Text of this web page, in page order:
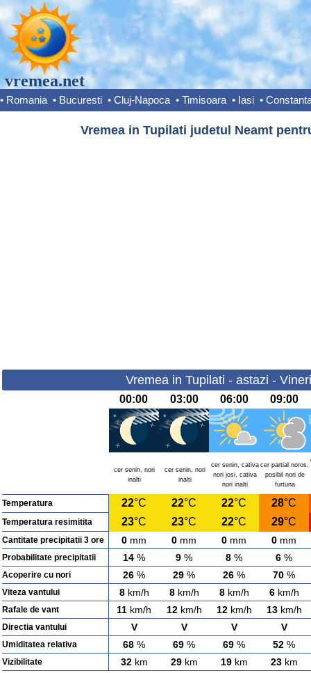
vremea.net
• Romania • Bucuresti • Cluj-Napoca • Timisoara • Iasi •
Vremea in Tupilati judetul Neamt
Vremea in Tupilati - astazi -
00:00 03:00 06:00 09:00
cer senin, nori
inalti
cer senin, nori
inalti
cer senin, cativa
nori josi, cativa
nori inalti
cer partial noros,
posibil nori de
furtuna
Temperatura 22°C 22°C 22°C 28°C
Temperatura resimitita 23°C 23°C 22°C 29°C
Cantitate precipitatii 3 ore 0 mm 0 mm 0 mm 0 mm
Probabilitate precipitatii 14 % 9 % 8 % 6 %
Acoperire cu nori 26 % 29 % 26 % 70 %
Viteza vantului 8km/h 8km/h 8km/h 6km/h
Rafale de vant 11 km/h 12km/h 12km/h 13km/h
Directia vantului V V V V
Umiditatea relativa 68 % 69 % 69 % 52 %
Vizibilitate 32km 29km 19km 23km